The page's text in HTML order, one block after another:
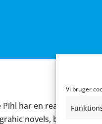
Vi bruger
Pihl har en realistisk og
novels, bl.a.